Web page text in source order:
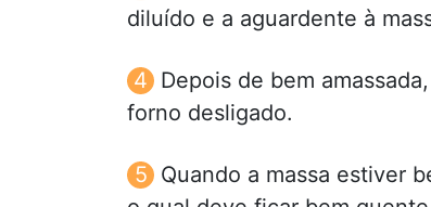
diluído e a aguardente à
Depois de bem
forno desligado.
Quando a massa estiver